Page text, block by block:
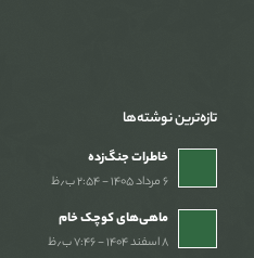
تازه‌ترین نوشته‌ها
خاطرات جنگ‌‌زده
۶ مرداد ۱۴۰۵ - ۲:۵۴ ب٫ظ
ماهی‌های کوچک خام
۸ اسفند ۱۴۰۴ - ۷:۴۶ ب٫ظ